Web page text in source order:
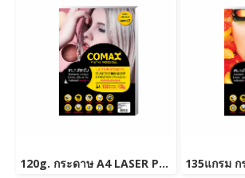
120g. กระดาษ A4 LASER PHOTO DOUBLE SIDE HIGH GLOSSY PAPER (WATER RESISTANT) 100 แผ่น